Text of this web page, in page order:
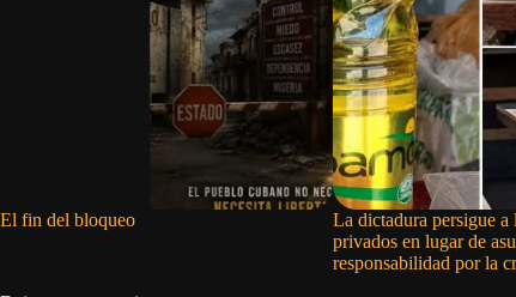
El fin del bloqueo
La dictadura persigue a
privados en lugar de
responsabilidad por la